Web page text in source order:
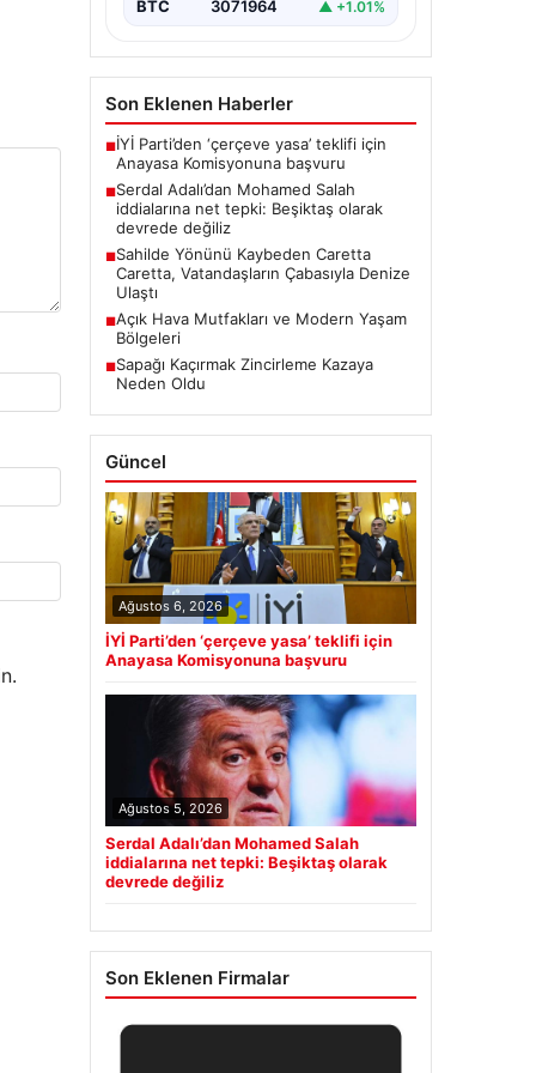
BTC 3071964 ▲ +1.01%
Son Eklenen Haberler
■İYİ Parti’den ‘çerçeve yasa’ teklifi için
Anayasa Komisyonuna başvuru
■Serdal Adalı’dan Mohamed Salah
iddialarına net tepki: Beşiktaş olarak
devrede değiliz
■Sahilde Yönünü Kaybeden Caretta
Caretta, Vatandaşların Çabasıyla Denize
Ulaştı
■Açık Hava Mutfakları ve Modern Yaşam
Bölgeleri
■Sapağı Kaçırmak Zincirleme Kazaya
Neden Oldu
Güncel
Ağustos 6, 2026
İYİ Parti’den ‘çerçeve yasa’ teklifi için
Anayasa Komisyonuna başvuru
Ağustos 5, 2026
Serdal Adalı’dan Mohamed Salah
iddialarına net tepki: Beşiktaş olarak
devrede değiliz
Son Eklenen Firmalar